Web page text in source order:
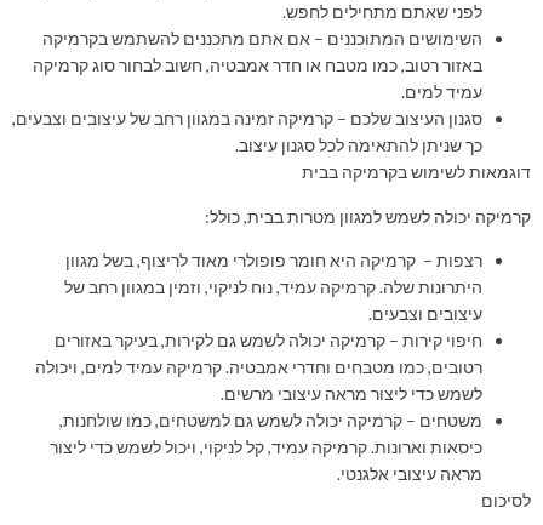
לפני שאתם מתחילים לחפש.
השימושים המתוכננים – אם אתם מתכננים להשתמש בקרמיקה
באזור רטוב, כמו מטבח או חדר אמבטיה, חשוב לבחור סוג קרמיקה
עמיד למים.
סגנון העיצוב שלכם – קרמיקה זמינה במגוון רחב של עיצובים וצבעים,
כך שניתן להתאימה לכל סגנון עיצוב.
דוגמאות לשימוש בקרמיקה בבית
קרמיקה יכולה לשמש למגוון מטרות בבית, כולל:
רצפות – קרמיקה היא חומר פופולרי מאוד לריצוף, בשל מגוון
היתרונות שלה. קרמיקה עמיד, נוח לניקוי, וזמין במגוון רחב של
עיצובים וצבעים.
חיפוי קירות – קרמיקה יכולה לשמש גם לקירות, בעיקר באזורים
רטובים, כמו מטבחים וחדרי אמבטיה. קרמיקה עמיד למים, ויכולה
לשמש כדי ליצור מראה עיצובי מרשים.
משטחים – קרמיקה יכולה לשמש גם למשטחים, כמו שולחנות,
כיסאות וארונות. קרמיקה עמיד, קל לניקוי, ויכול לשמש כדי ליצור
מראה עיצובי אלגנטי.
לסיכום